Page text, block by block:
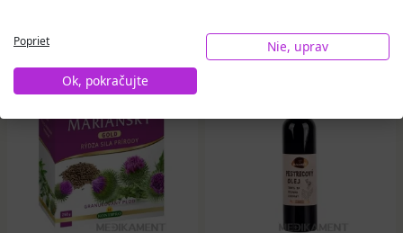
Poprieť
Nie, uprav
Ok, pokračujte